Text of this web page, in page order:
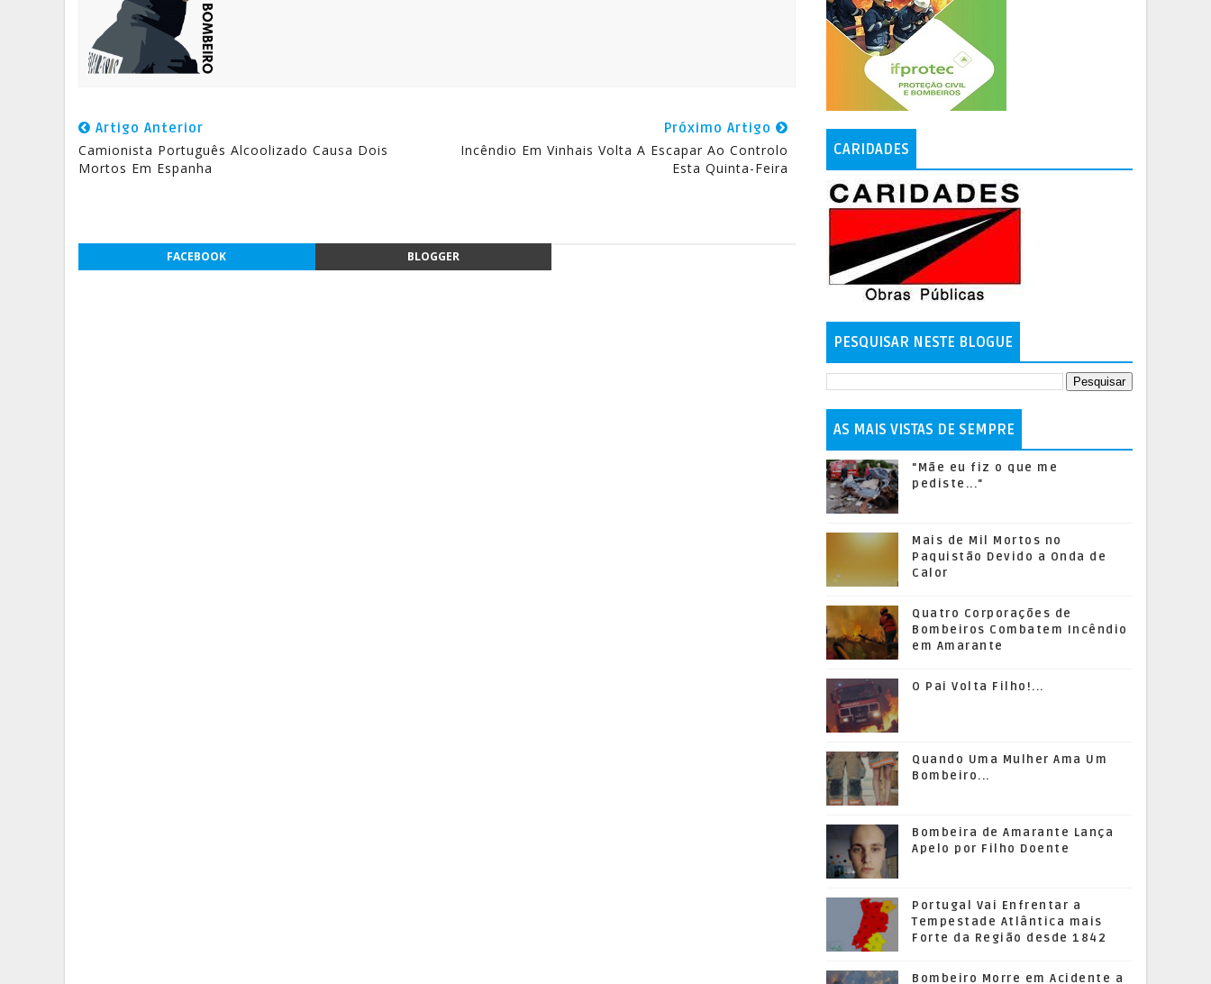
Artigo Anterior
Camionista Português Alcoolizado Causa Dois
Mortos Em Espanha
Próximo Artigo
Incêndio Em Vinhais Volta A Escapar Ao Controlo
Esta Quinta-Feira
FACEBOOK BLOGGER
CARIDADES
PESQUISAR NESTE BLOGUE
AS MAIS VISTAS DE SEMPRE
"Mãe eu fiz o que me
pediste..."
Mais de Mil Mortos no
Paquistão Devido a Onda de
Calor
Quatro Corporações de
Bombeiros Combatem Incêndio
em Amarante
O Pai Volta Filho!...
Quando Uma Mulher Ama Um
Bombeiro...
Bombeira de Amarante Lança
Apelo por Filho Doente
Portugal Vai Enfrentar a
Tempestade Atlântica mais
Forte da Região desde 1842
Bombeiro Morre em Acidente a